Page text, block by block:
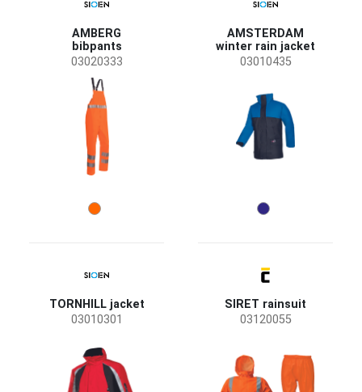
AMBERG
bibpants
03020333
AMSTERDAM
winter rain jacket
03010435
TORNHILL jacket
03010301
SIRET rainsuit
03120055